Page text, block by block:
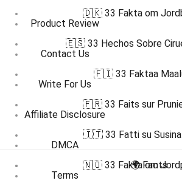
Product Review
Contact Us
Write For Us
Affiliate Disclosure
DMCA
Terms
🇩🇰 33 Fakta om
🇪🇸 33 Hechos Sobre
🇫🇮 33 Faktaa
🇫🇷 33 Faits sur
🇮🇹 33 Fatti su Susina
🇳🇴 33 Fakta om
🌍 Facts